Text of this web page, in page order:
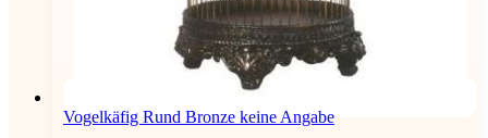
Vogelkäfig Rund Bronze keine Angabe